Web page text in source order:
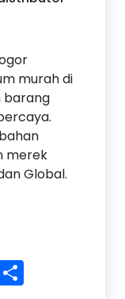
murah di
barang
merek
Global.
Aluminium